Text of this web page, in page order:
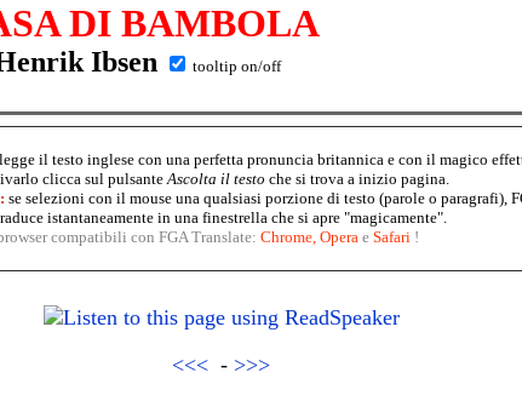
DI BAMBOLA
Ibsen tooltip on/off
legge il testo inglese con una perfetta pronuncia britannica e con il magico
clicca sul pulsanteAscolta il testo che si trova a inizio pagina.
se selezioni con il mouse una qualsiasi porzione di testo (parole o paragrafi),
istantaneamente in una finestrella che si apre "magicamente".
compatibili con FGA Translate: Chrome, Operae Safari !
<<< - >>>